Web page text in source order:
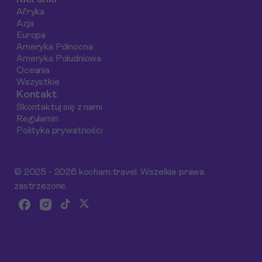
lokalne atrakcje.
Dzięki naszym
wskazówkom
dowiesz się, jak
zoptymalizować
budżet, przeliczając
wydatki na riale
omańskie, polskie
złote oraz euro.
Afryka
Azja
Europa
Ameryka Północna
Ameryka Południowa
Oceania
Wszystkie
Kontakt
Skontaktuj się z nami
Regulamin
Polityka prywatności
© 2025 - 2026 kocham.travel. Wszelkie prawa
zastrzeżone.